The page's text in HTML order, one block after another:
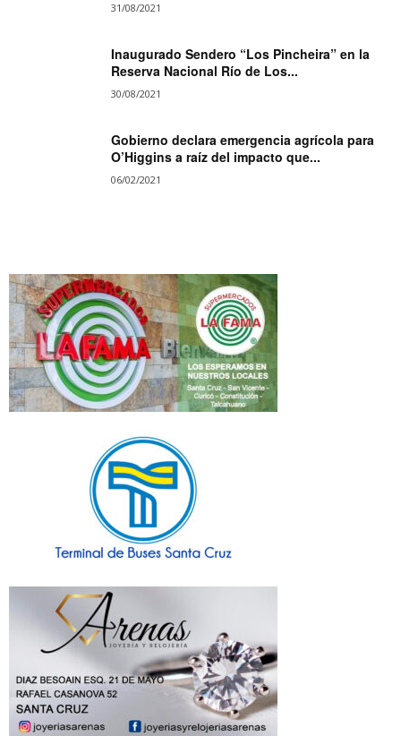
31/08/2021
Inaugurado Sendero “Los Pincheira” en la
Reserva Nacional Río de Los...
30/08/2021
Gobierno declara emergencia agrícola para
O’Higgins a raíz del impacto que...
06/02/2021